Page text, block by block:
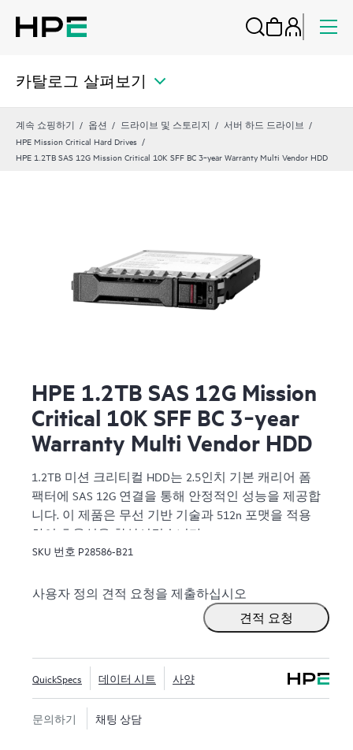
카탈로그 살펴보기
계속 쇼핑하기 옵션 드라이브 및 스토리지
서버 하드 드라이브
HPE Mission Critical Hard Drives
HPE 1.2TB SAS 12G Mission Critical 10K SFF BC 3‑year Warranty Multi Vendor HDD
HPE 1.2TB SAS 12G Mission
Critical 10K SFF BC 3‑year
Warranty Multi Vendor HDD
1.2TB 미션 크리티컬 HDD는 2.5인치 기본 캐리어 폼
팩터에 SAS 12G 연결을 통해 안정적인 성능을 제공합
니다. 이 제품은 무선 기반 기술과 512n 포맷을 적용
하여 효율성을 향상시켰습니다.
SKU 번호 P28586-B21
사용자 정의 견적 요청을 제출하십시오
견적 요청
QuickSpecs 데이터 시트 사양
문의하기 채팅 상담